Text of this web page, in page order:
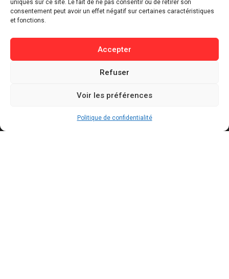
uniques sur ce site. Le fait de ne pas consentir ou de retirer son
consentement peut avoir un effet négatif sur certaines caractéristiques
et fonctions.
Accepter
Refuser
Voir les préférences
Politique de confidentialité
Sport
Lifestyle
Politique de confidentialité
Politique de cookies